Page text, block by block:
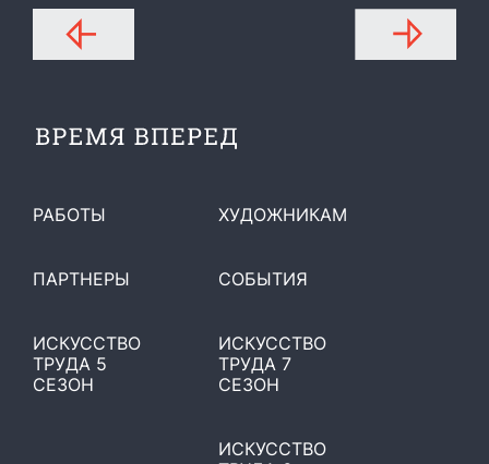
РАБОТЫ ХУДОЖНИКАМ
ПАРТНЕРЫ СОБЫТИЯ
ИСКУССТВО
ТРУДА 5
СЕЗОН
ИСКУССТВО
ИСКУССТВО
ТРУДА 7
СЕЗОН